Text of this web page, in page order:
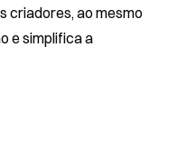
criadores, ao mesmo
e simplifica a